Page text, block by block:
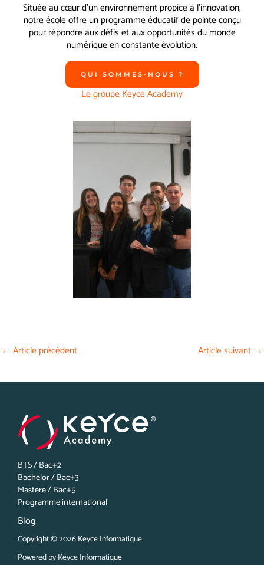
Située au cœur d’un environnement propice à l’innovation,
notre école offre un programme éducatif de pointe conçu
pour répondre aux défis et aux opportunités du monde
numérique en constante évolution.
QUI SOMMES-NOUS ?
Le groupe Keyce Academy
← Article précédent Article suivant →
BTS / Bac+2
Bachelor / Bac+3
Mastere / Bac+5
Programme international
Blog
Copyright © 2026 Keyce Informatique
Powered by Keyce Informatique